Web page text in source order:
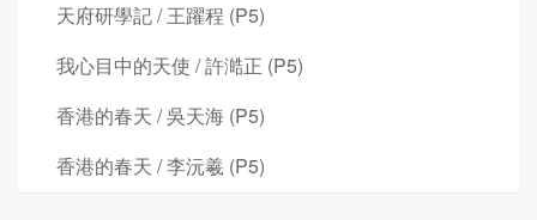
天府研學記 / 王躍程 (P5)
我心目中的天使 / 許澔正 (P5)
香港的春天 / 吳天海 (P5)
香港的春天 / 李沅羲 (P5)